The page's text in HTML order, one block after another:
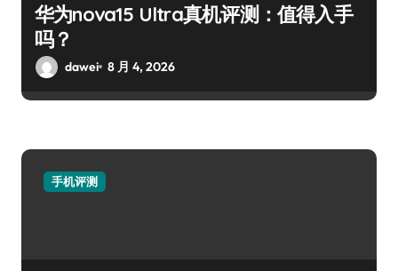
华为nova15 Ultra真机评测：值得入手
吗？
dawei 8 月 4, 2026
手机评测